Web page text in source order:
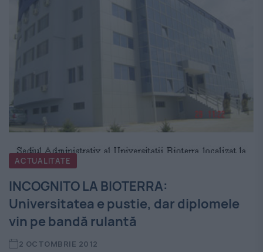
ACTUALITATE
INCOGNITO LA BIOTERRA:
Universitatea e pustie, dar diplomele
vin pe bandă rulantă
2 OCTOMBRIE 2012